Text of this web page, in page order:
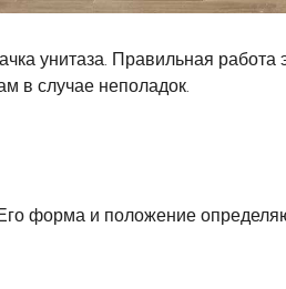
унитаза. Правильная
в случае неполадок.
форма и положение